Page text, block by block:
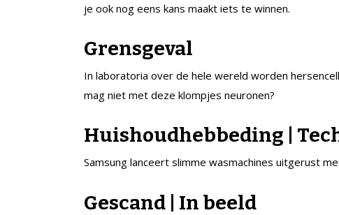
je ook nog eens kans maakt iets te winnen.
Grensgeval
In laboratoria over de hele wereld worden
mag niet met deze klompjes neuronen?
Huishoudhebbeding |
Samsung lanceert slimme wasmachines uitgerust
Gescand | In beeld